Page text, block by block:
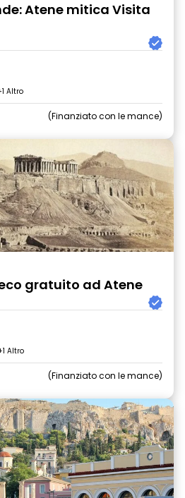
Atene mitica Visita
Altro
Finanziato con le mance
gratuito ad Atene
Altro
Finanziato con le mance